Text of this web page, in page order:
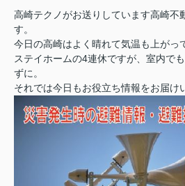
高崎テクノがお送りしています高崎不
す。
今日の高崎はよく晴れて気温も上がっ
ステイホームの4連休ですが、室内で
ずに。
それでは今日もお役立ち情報をお届け